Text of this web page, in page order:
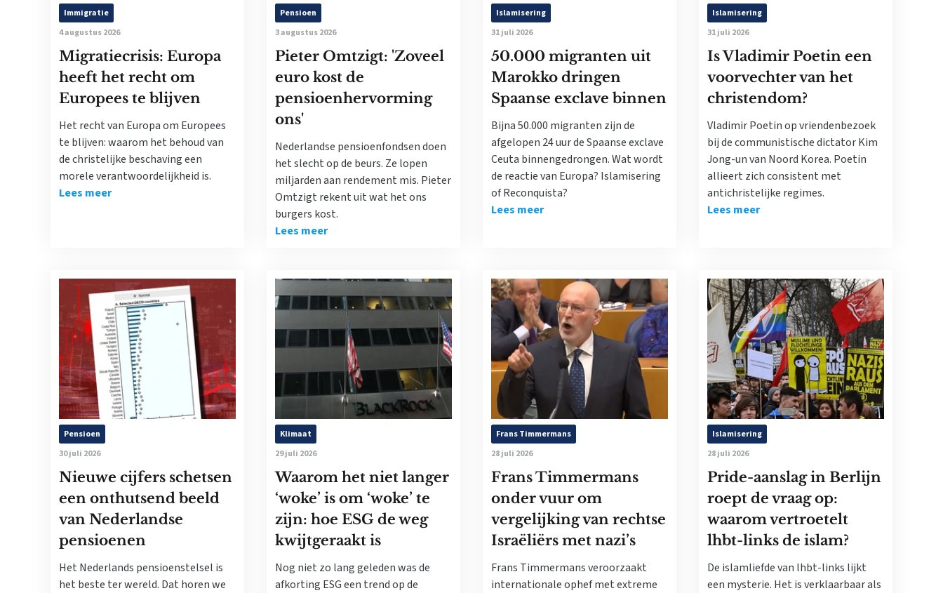
Immigratie
4 augustus 2026
Migratiecrisis: Europa
heeft het recht om
Europees te blijven
Het recht van Europa om Europees
te blijven: waarom het behoud van
de christelijke beschaving een
morele verantwoordelijkheid is.
Lees meer
Pensioen
3 augustus 2026
Pieter Omtzigt: 'Zoveel
euro kost de
pensioenhervorming
ons'
Nederlandse pensioenfondsen doen
het slecht op de beurs. Ze lopen
miljarden aan rendement mis. Pieter
Omtzigt rekent uit wat het ons
burgers kost.
Lees meer
Islamisering
31 juli 2026
50.000 migranten uit
Marokko dringen
Spaanse exclave binnen
Bijna 50.000 migranten zijn de
afgelopen 24 uur de Spaanse exclave
Ceuta binnengedrongen. Wat wordt
de reactie van Europa? Islamisering
of Reconquista?
Lees meer
Islamisering
31 juli 2026
Is Vladimir Poetin een
voorvechter van het
christendom?
Vladimir Poetin op vriendenbezoek
bij de communistische dictator Kim
Jong-un van Noord Korea. Poetin
allieert zich consistent met
antichristelijke regimes.
Lees meer
Pensioen
30 juli 2026
Nieuwe cijfers schetsen
een onthutsend beeld
van Nederlandse
pensioenen
Het Nederlands pensioenstelsel is
het beste ter wereld. Dat horen we
Klimaat
29 juli 2026
Waarom het niet langer
‘woke’ is om ‘woke’ te
zijn: hoe ESG de weg
kwijtgeraakt is
Nog niet zo lang geleden was de
afkorting ESG een trend op de
Frans Timmermans
28 juli 2026
Frans Timmermans
onder vuur om
vergelijking van rechtse
Israëliërs met nazi’s
Frans Timmermans veroorzaakt
internationale ophef met extreme
Islamisering
28 juli 2026
Pride-aanslag in Berlijn
roept de vraag op:
waarom vertroetelt
lhbt-links de islam?
De islamliefde van lhbt-links lijkt
een mysterie. Het is verklaarbaar als